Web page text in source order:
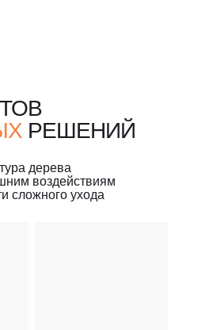
дерева
воздействиям
сложного ухода
РЕШЕНИЙ